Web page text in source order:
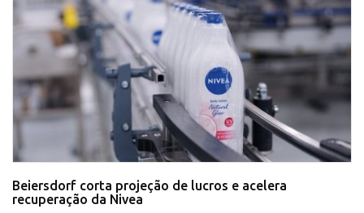
Beiersdorf corta projeção de lucros e acelera
recuperação da Nivea